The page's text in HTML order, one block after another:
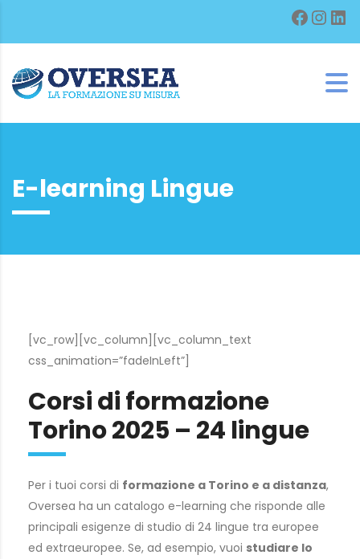
E-learning Lingue
[vc_row][vc_column][vc_column_text
css_animation=”fadeInLeft”]
Corsi di formazione
Torino 2025 – 24 lingue
Per i tuoi corsi di formazione a Torino e a distanza,
Oversea ha un catalogo e-learning che risponde alle
principali esigenze di studio di 24 lingue tra europee
ed extraeuropee. Se, ad esempio, vuoi studiare lo